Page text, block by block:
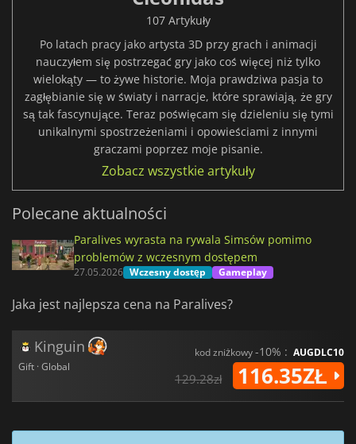
107 Artykuły
Po latach pracy jako artysta 3D przy grach i animacji
nauczyłem się postrzegać gry jako coś więcej niż tylko
wielokąty — to żywe historie. Moja prawdziwa pasja to
zagłębianie się w światy i narracje, które sprawiają, że gry
są tak fascynujące. Teraz poświęcam się dzieleniu się tymi
unikalnymi spostrzeżeniami i opowieściami z innymi
graczami poprzez moje pisanie.
Zobacz wszystkie artykuły
Polecane aktualności
Paralives wyrasta na rywala Simsów pomimo
problemów z wczesnym dostępem
27.05.2026 Wczesny dostęp Gameplay
Jaka jest najlepsza cena na Paralives?
Kinguin
Gift · Global
kod zniżkowy-10% : AUGDLC10
129.28zł 116.35ZŁ